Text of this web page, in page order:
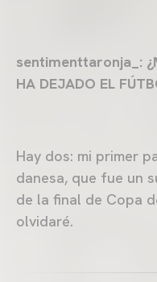
sentimenttaronja_:
HA DEJADO EL
Hay dos: mi primer
danesa, que fue un
de la final de Copa
olvidaré.